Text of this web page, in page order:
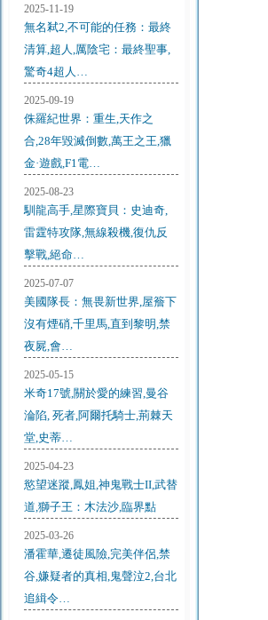
2025-11-19
無名弒2,不可能的任務：最終
清算,超人,厲陰宅：最終聖事,
驚奇4超人…
2025-09-19
侏羅紀世界：重生,天作之
合,28年毀滅倒數,萬王之王,獵
金·遊戲,F1電…
2025-08-23
馴龍高手,星際寶貝：史迪奇,
雷霆特攻隊,無線殺機,復仇反
擊戰,絕命…
2025-07-07
美國隊長：無畏新世界,屋簷下
沒有煙硝,千里馬,直到黎明,禁
夜屍,會…
2025-05-15
米奇17號,關於愛的練習,曼谷
淪陷, 死者,阿爾托騎士,荊棘天
堂,史蒂…
2025-04-23
慾望迷蹤,鳳姐,神鬼戰士II,武替
道,獅子王：木法沙,臨界點
2025-03-26
潘霍華,遷徒風險,完美伴侶,禁
谷,嫌疑者的真相,鬼聲泣2,台北
追緝令…